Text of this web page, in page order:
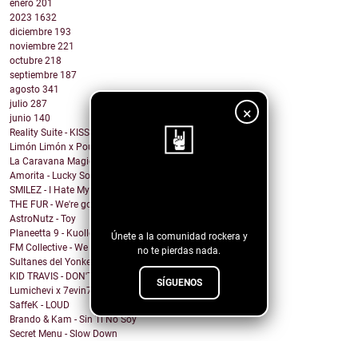
×
Únete a la comunidad rockera y
no te pierdas nada.
SÍGUENOS
enero 201
2023 1632
diciembre 193
noviembre 221
octubre 218
septiembre 187
agosto 341
julio 287
junio 140
Reality Suite - KISS THE RING
Limón Limón x Poulish Kid - CALL NOW BUY NOW
La Caravana Magica - Todo Se Paga en Esta Vida (fe...
Amorita - Lucky Solita
SMILEZ - I Hate My Ex
THE FUR - We're going under
AstroNutz - Toy
Planeetta 9 - Kuolleet vain muistaa
FM Collective - We Can Roll
Sultanes del Yonke - Pasa El Tiempo
KID TRAVIS - DON'T WANNA WAKE
Lumichevi x 7evin7ins x Clever - Miss You More
SaffeK - LOUD
Brando & Kam - Sin Ti No Soy
Secret Menu - Slow Down